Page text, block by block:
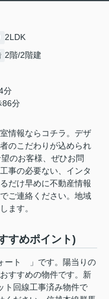
2LDK
2階/2階建
分
86分
情報ならコチラ。デザ
のこだわりが込められ
のお客様、ぜひお問
事の必要ない、インタ
だけ早めに不動産情報
ご連絡ください。地域
ます。
すめポイント)
ート 」です。陽当りの
すすめの物件です。新
ト回線工事済み物件で